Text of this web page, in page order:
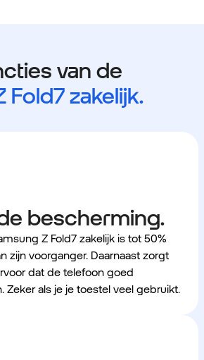
van de
Fold7 zakelijk.
bescherming.
Z Fold7 zakelijk is tot 50%
zijn voorganger. Daarnaast zorgt
dat de telefoon goed
Zeker als je je toestel veel gebruikt.